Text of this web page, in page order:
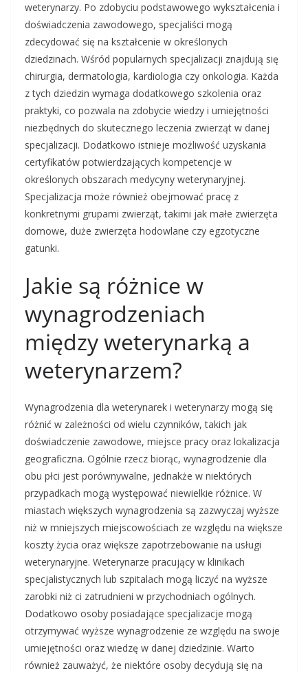
weterynarzy. Po zdobyciu podstawowego wykształcenia i
doświadczenia zawodowego, specjaliści mogą
zdecydować się na kształcenie w określonych
dziedzinach. Wśród popularnych specjalizacji znajdują się
chirurgia, dermatologia, kardiologia czy onkologia. Każda
z tych dziedzin wymaga dodatkowego szkolenia oraz
praktyki, co pozwala na zdobycie wiedzy i umiejętności
niezbędnych do skutecznego leczenia zwierząt w danej
specjalizacji. Dodatkowo istnieje możliwość uzyskania
certyfikatów potwierdzających kompetencje w
określonych obszarach medycyny weterynaryjnej.
Specjalizacja może również obejmować pracę z
konkretnymi grupami zwierząt, takimi jak małe zwierzęta
domowe, duże zwierzęta hodowlane czy egzotyczne
gatunki.
Jakie są różnice w
wynagrodzeniach
między weterynarką a
weterynarzem?
Wynagrodzenia dla weterynarek i weterynarzy mogą się
różnić w zależności od wielu czynników, takich jak
doświadczenie zawodowe, miejsce pracy oraz lokalizacja
geograficzna. Ogólnie rzecz biorąc, wynagrodzenie dla
obu płci jest porównywalne, jednakże w niektórych
przypadkach mogą występować niewielkie różnice. W
miastach większych wynagrodzenia są zazwyczaj wyższe
niż w mniejszych miejscowościach ze względu na większe
koszty życia oraz większe zapotrzebowanie na usługi
weterynaryjne. Weterynarze pracujący w klinikach
specjalistycznych lub szpitalach mogą liczyć na wyższe
zarobki niż ci zatrudnieni w przychodniach ogólnych.
Dodatkowo osoby posiadające specjalizacje mogą
otrzymywać wyższe wynagrodzenie ze względu na swoje
umiejętności oraz wiedzę w danej dziedzinie. Warto
również zauważyć, że niektóre osoby decydują się na